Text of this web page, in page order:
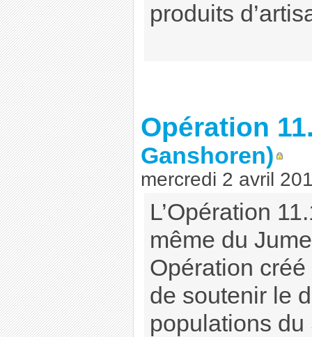
produits
Opération
Ganshoren)
mercredi 2 avril
L’Opération
même du
Opération
de soutenir le
populations